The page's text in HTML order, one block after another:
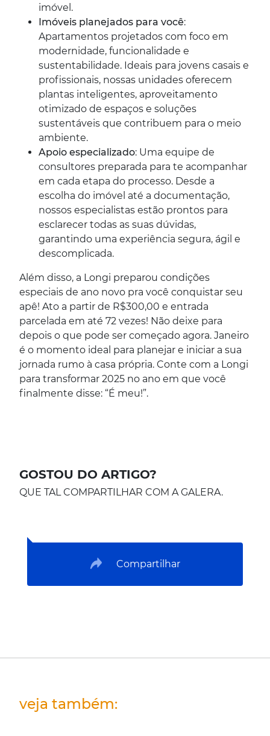
imóvel.
Imóveis planejados para você:
Apartamentos projetados com foco em
modernidade, funcionalidade e
sustentabilidade. Ideais para jovens casais e
profissionais, nossas unidades oferecem
plantas inteligentes, aproveitamento
otimizado de espaços e soluções
sustentáveis que contribuem para o meio
ambiente.
Apoio especializado: Uma equipe de
consultores preparada para te acompanhar
em cada etapa do processo. Desde a
escolha do imóvel até a documentação,
nossos especialistas estão prontos para
esclarecer todas as suas dúvidas,
garantindo uma experiência segura, ágil e
descomplicada.
Além disso, a Longi preparou condições
especiais de ano novo pra você conquistar seu
apê! Ato a partir de R$300,00 e entrada
parcelada em até 72 vezes! Não deixe para
depois o que pode ser começado agora. Janeiro
é o momento ideal para planejar e iniciar a sua
jornada rumo à casa própria. Conte com a Longi
para transformar 2025 no ano em que você
finalmente disse: “É meu!”.
GOSTOU DO ARTIGO?
QUE TAL COMPARTILHAR COM A GALERA.
Compartilhar
veja também: